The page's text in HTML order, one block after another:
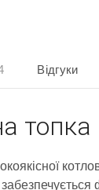
Відгуки
топка